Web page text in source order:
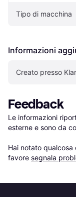
Tipo di macchina
Informazioni
Creato presso
Feedback
Le informazioni
esterne e sono da
Hai notato
favore segnala